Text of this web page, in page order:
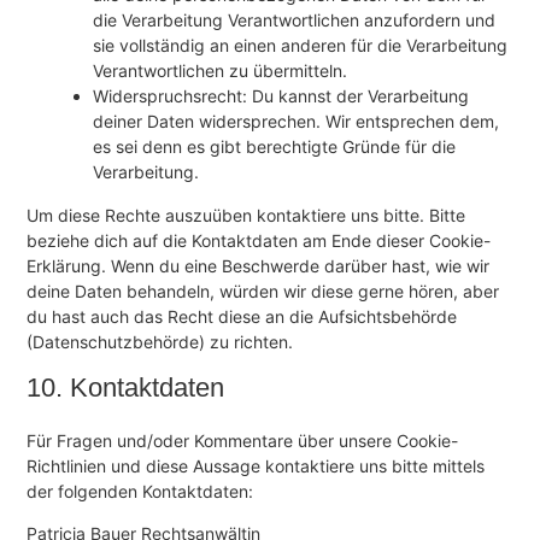
die Verarbeitung Verantwortlichen anzufordern und
sie vollständig an einen anderen für die Verarbeitung
Verantwortlichen zu übermitteln.
Widerspruchsrecht: Du kannst der Verarbeitung
deiner Daten widersprechen. Wir entsprechen dem,
es sei denn es gibt berechtigte Gründe für die
Verarbeitung.
Um diese Rechte auszuüben kontaktiere uns bitte. Bitte
beziehe dich auf die Kontaktdaten am Ende dieser Cookie-
Erklärung. Wenn du eine Beschwerde darüber hast, wie wir
deine Daten behandeln, würden wir diese gerne hören, aber
du hast auch das Recht diese an die Aufsichtsbehörde
(Datenschutzbehörde) zu richten.
10. Kontaktdaten
Für Fragen und/oder Kommentare über unsere Cookie-
Richtlinien und diese Aussage kontaktiere uns bitte mittels
der folgenden Kontaktdaten:
Patricia Bauer Rechtsanwältin